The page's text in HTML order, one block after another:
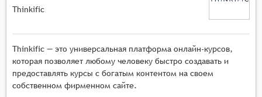
Thinkific
Thinkific — это универсальная платформа онлайн-курсов,
которая позволяет любому человеку быстро создавать и
предоставлять курсы с богатым контентом на своем
собственном фирменном сайте.